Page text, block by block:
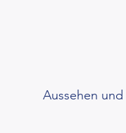
Aussehen